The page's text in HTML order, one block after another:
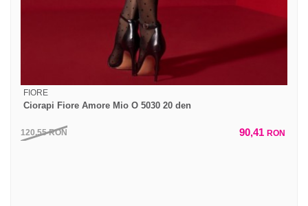
FIORE
Ciorapi Fiore Amore Mio O 5030 20 den
120,55RON 90,41 RON